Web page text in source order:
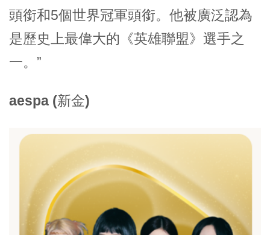
頭銜和5個世界冠軍頭銜。他被廣泛認為
是歷史上最偉大的《英雄聯盟》選手之
一。”
aespa (新金)